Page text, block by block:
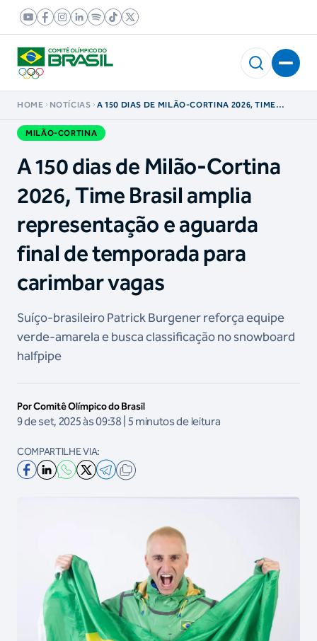
HOME NOTÍCIAS
A 150 DIAS DE MILÃO-CORTINA 2026, TIME
FINAL DE TEMPORADA PARA CARIMBAR VAGAS
MILÃO-CORTINA
A 150 dias de Milão-Cortina
2026, Time Brasil amplia
representação e aguarda
final de temporada para
carimbar vagas
Suíço-brasileiro Patrick Burgener reforça equipe
verde-amarela e busca classificação no snowboard
halfpipe
Por Comitê Olímpico do Brasil
9 de set, 2025 às 09:38 | 5 minutos de leitura
COMPARTILHE VIA: